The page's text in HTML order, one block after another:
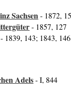
Sachsen- 1872,
- 1857, 127
- 1839, 143; 1843,
Adels- I, 844